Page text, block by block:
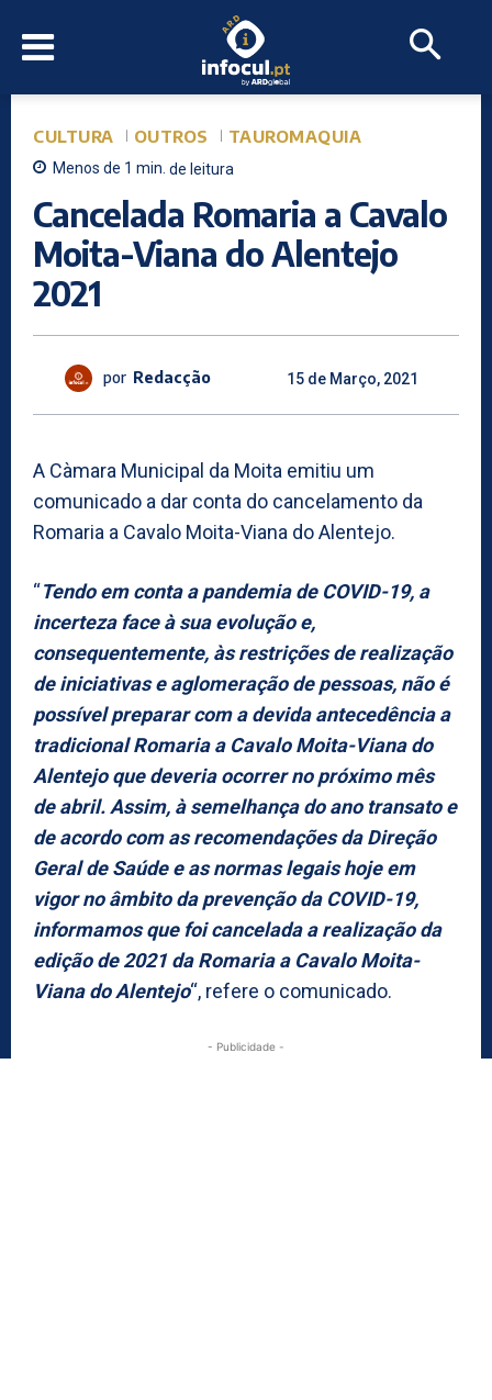
CULTURA OUTROS TAUROMAQUIA
Menos de 1 min. de leitura
Cancelada Romaria a Cavalo
Moita-Viana do Alentejo
2021
por Redacção 15 de Março, 2021
A Càmara Municipal da Moita emitiu um
comunicado a dar conta do cancelamento da
Romaria a Cavalo Moita-Viana do Alentejo.
“Tendo em conta a pandemia de COVID-19, a
incerteza face à sua evolução e,
consequentemente, às restrições de realização
de iniciativas e aglomeração de pessoas, não é
possível preparar com a devida antecedência a
tradicional Romaria a Cavalo Moita-Viana do
Alentejo que deveria ocorrer no próximo mês
de abril. Assim, à semelhança do ano transato e
de acordo com as recomendações da Direção
Geral de Saúde e as normas legais hoje em
vigor no âmbito da prevenção da COVID-19,
informamos que foi cancelada a realização da
edição de 2021 da Romaria a Cavalo Moita-
Viana do Alentejo“, refere o comunicado.
- Publicidade -